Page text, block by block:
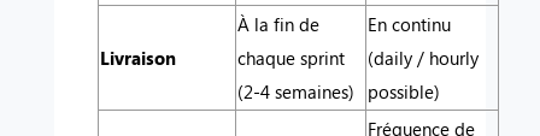
Livraison
À la fin de
chaque sprint
(2-4 semaines)
En continu
(daily / hourly
possible)
Fréquence de